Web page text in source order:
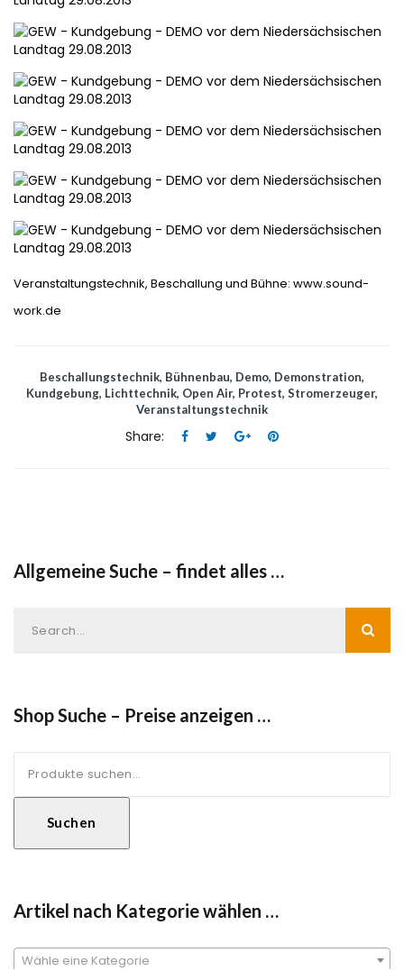
Veranstaltungstechnik, Beschallung und Bühne: www.sound-
work.de
Beschallungstechnik, Bühnenbau, Demo, Demonstration,
Kundgebung, Lichttechnik, Open Air, Protest, Stromerzeuger,
Veranstaltungstechnik
Share:
Allgemeine Suche – findet alles …
Shop Suche – Preise anzeigen …
Suche
nach:
Suchen
Artikel nach Kategorie wählen …
Wähle eine Kategorie